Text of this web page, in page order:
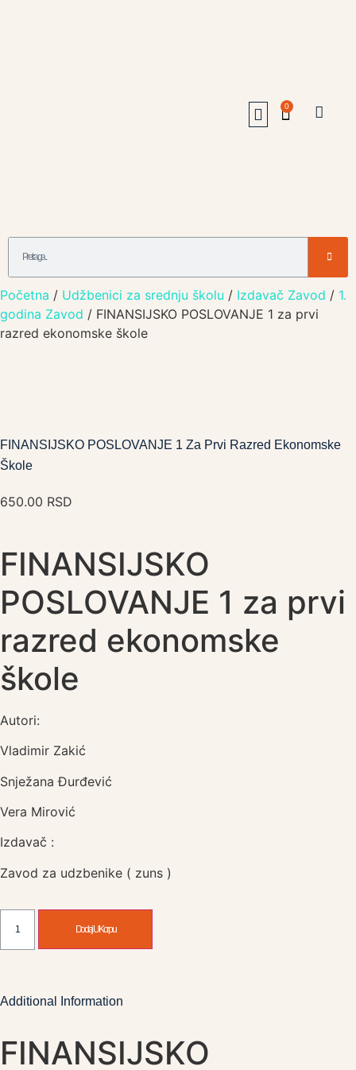
0
Početna / Udžbenici za srednju školu / Izdavač Zavod / 1.
godina Zavod / FINANSIJSKO POSLOVANJE 1 za prvi
razred ekonomske škole
FINANSIJSKO POSLOVANJE 1 Za Prvi Razred Ekonomske
Škole
650.00 RSD
FINANSIJSKO
POSLOVANJE 1 za prvi
razred ekonomske
škole
Autori:
Vladimir Zakić
Snježana Đurđević
Vera Mirović
Izdavač :
Zavod za udzbenike ( zuns )
Dodaj U Korpu
Additional Information
FINANSIJSKO